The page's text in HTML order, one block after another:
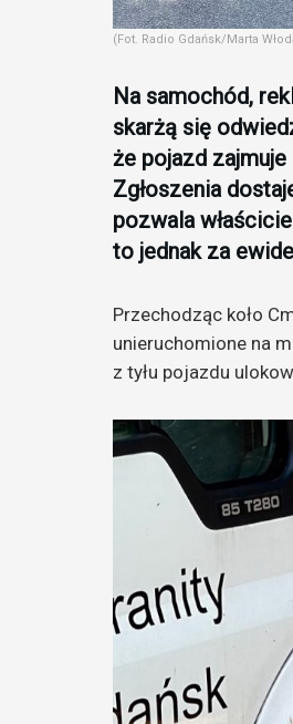
(Fot. Radio Gdańsk/Marta
Na samochód,
skarżą się
że pojazd
Zgłoszenia
pozwala
to jednak za
Przechodząc koło
unieruchomione na
z tyłu pojazdu